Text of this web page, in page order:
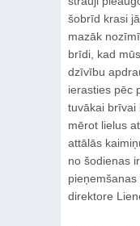
šobrīd krasi
mazāk
brīdi, kad
dzīvību
ierasties pēc
tuvākai brīvai
mērot lielus
attālās
no šodienas
direktore